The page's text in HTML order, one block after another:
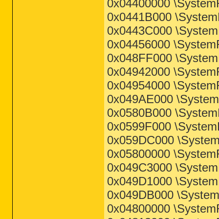
========== Last 10 Event Log Errors
[2009.04.08 19:31:56 |
[2008.05.22 17:35:54 |
[2007.06.12 18:34:50 |
[2006.05.19 05:39:57 |
< End of report >
0x04400000
0x0441B000
0x0443C000
0x04456000
0x048FF000
0x04942000
0x04954000
0x049AE000
0x0580B000
0x0599F000
0x059DC000
0x05800000
0x049C3000
0x049D1000
0x049DB000
0x04800000